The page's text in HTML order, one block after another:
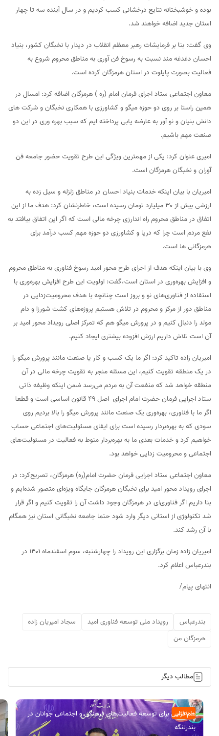
بوده و خوشبختانه نتایج درخشانی کسب کردیم و در سال آینده سه تا چهار
استان جدید اضافه خواهند شد.
وی گفت: بنا بر فرمایشات رهبر معظم انقلاب در دیدار با نخبگان کشور، بنیاد
احسان دغدغه مند نسبت به رسوخ فن آوری به مناطق محروم شروع به
فعالیت بصورت پایلوت در استان هرمزگان کرده است.
معاون اجتماعی ستاد اجرای فرمان امام (ره ) هرمزگان اضافه کرد: امسال در
همین راستا بر روی دو حوزه میگو و کشاورزی با همکاری نخبگان و شرکت های
دانش بنیان و نو آور به عارضه یابی پرداخته ایم که سبب بهره وری در این دو
صنعت مهم باشیم.
امیری عنوان کرد: یکی از مهمترین ویژگی این طرح تقویت حضور جامعه فن
آوران و نخبگان هرمزگان است.
امیریان با بیان اینکه خدمات بنیاد احسان در مناطق زلزله و سیل زده به
ارزشی بیش از ۳۰ میلیارد تومان رسیده است، خاطرنشان کرد: هدف ما از این
اتفاق در مناطق محروم راه اندارزی چرخه مالی است که اگر این اتفاق بیافتد به
نفع مردم است چرا که دریا و کشاورزی دو حوزه مهم کسب درآمد برای
هرمزگانی ها است.
وی با بیان اینکه هدف از اجرای طرح محور امید رسوخ فناوری به مناطق محروم
و افزایش بهره‌وری در استان است،گفت: اولویت این طرح افزایش بهره‌وری با
استفاده از فناوری‌های نو و بروز است چنانچه با هدف محرومیت‌زدایی در
مناطق دور از مرکز و محروم در تلاش هستیم پروژه‌های کشت شورزا و دام
مولد را دنبال کنیم و در پرورش میگو هم که تمرکز اصلی رویداد محور امید بر
آن است تلاش داریم ارزش افزوده‌ بیشتری ایجاد کنیم.
امیریان زاده تاکید‌ کرد: اگر ما یک کسب و کار یا صنعت مانند پرورش میگو را
در یک منطقه تقویت کنیم، این مسئله منجر به تقویت چرخه‌ مالی در آن
منطقه خواهد شد که منفعت آن به مردم می‌رسد ضمن اینکه وظیفه ذاتی
ستاد اجرایی فرمان حضرت امام اجرای اصل ۴۹ قانون اساسی است و قطعا
اگر ما با فناوری، بهره‌وری یک صنعت مانند پرورش میگو را بالا بردیم روی
سودی که به بهره‌بردار رسیده است برای ایفای مسئولیت‌های اجتماعی حساب
خواهیم کرد و خدمات بعدی ما به بهره‌بردار منوط به فعالیت در مسئولیت‌های
اجتماعی و محرومیت زدایی خواهد بود.
معاون اجتماعی ستاد اجرایی فرمان حضرت امام(ره) هرمزگان، تصریح‌کرد: در
اجرای رویداد محور امید برای نخبگان هرمزگان جایگاه ویژه‌ای متصور شده‌ایم و
بنا داریم اگر فناوری‌ای در هرمزگان وجود داشت آن را تقویت کنیم و اگر قرار
شد تکنولوژی از استانی دیگر وارد شود حتما جامعه نخبگانی استان نیز همگام
با آن رشد کند.
امیریان زاده زمان برگزاری این رویداد را چهارشنبه، سوم اسفندماه ۱۴۰۱ در
بندرعباس اعلام کرد.
انتهای پیام/
بندرعباس رویداد ملی توسعه فناوری امید
سجاد امیریان زاده
هرمزگان من
مطالب دیگر
اجتماعی
هم‌افزایی برای توسعه فعالیت‌های فرهنگی و اجتماعی جوانان در
بندرلنگه